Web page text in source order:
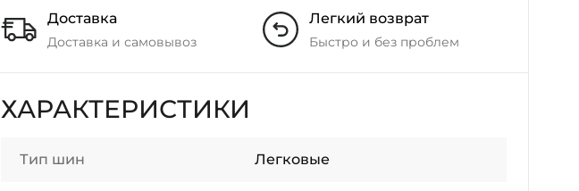
+38 (068)-923-74-19
- Калиновая
Доставка
Доставка и самовывоз
Легкий возврат
Быстро и без проблем
ХАРАКТЕРИСТИКИ
Тип шин Легковые